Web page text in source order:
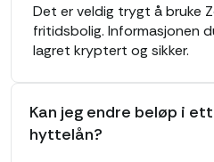
Det er veldig trygt å bruke
fritidsbolig. Informasjonen
lagret kryptert og sikker.
Kan jeg endre beløp i
hyttelån?